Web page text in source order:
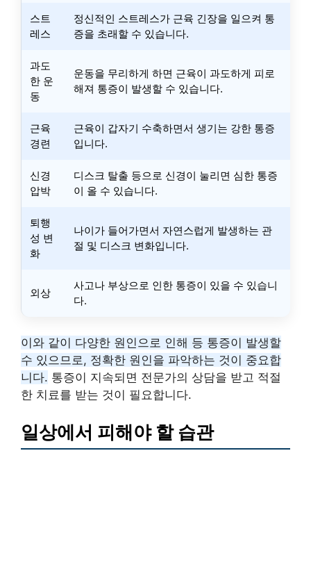
스트
레스
정신적인 스트레스가 근육 긴장을 일으켜 통
증을 초래할 수 있습니다.
과도
한 운
동
운동을 무리하게 하면 근육이 과도하게 피로
해져 통증이 발생할 수 있습니다.
근육
경련
근육이 갑자기 수축하면서 생기는 강한 통증
입니다.
신경
압박
디스크 탈출 등으로 신경이 눌리면 심한 통증
이 올 수 있습니다.
퇴행
성 변
화
나이가 들어가면서 자연스럽게 발생하는 관
절 및 디스크 변화입니다.
외상
사고나 부상으로 인한 통증이 있을 수 있습니
다.
이와 같이 다양한 원인으로 인해 등 통증이 발생할
수 있으므로, 정확한 원인을 파악하는 것이 중요합
니다. 통증이 지속되면 전문가의 상담을 받고 적절
한 치료를 받는 것이 필요합니다.
일상에서 피해야 할 습관